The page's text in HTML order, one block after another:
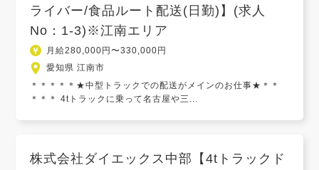
ライバー/食品ルート配送(日勤)】(求人
No：1-3)※江南エリア
月給280,000円〜330,000円
愛知県 江南市
＊＊＊＊＊★中型トラックでの配送がメインのお仕事★＊＊
＊＊＊ 4tトラックに乗って名古屋や三...
株式会社ダイエックス中部【4tトラックド